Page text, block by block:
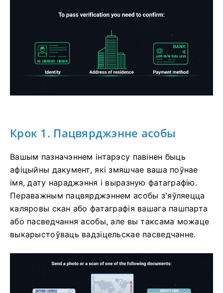
Крок 1. Пацвярджэнне асобы
Вашым пазначэннем інтарэсу павінен быць
афіцыйны дакумент, які змяшчае ваша поўнае
імя, дату нараджэння і выразную фатаграфію.
Пераважным пацвярджэннем асобы з'яўляецца
каляровы скан або фатаграфія вашага пашпарта
або пасведчання асобы, але вы таксама можаце
выкарыстоўваць вадзіцельскае пасведчанне.